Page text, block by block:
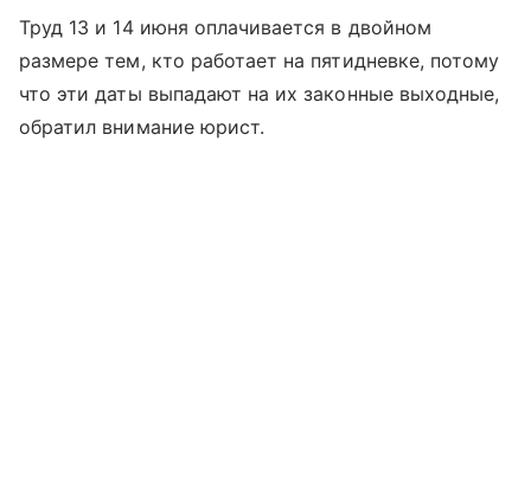
Труд 13 и 14 июня оплачивается в двойном
размере тем, кто работает на пятидневке, потому
что эти даты выпадают на их законные выходные,
обратил внимание юрист.